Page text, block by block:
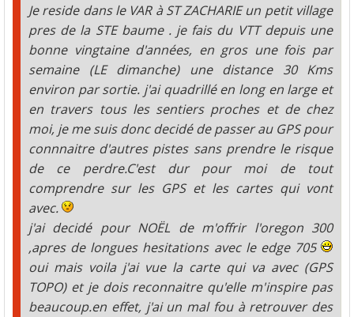
Je reside dans le VAR à ST ZACHARIE un petit village
pres de la STE baume . je fais du VTT depuis une
bonne vingtaine d'années, en gros une fois par
semaine (LE dimanche) une distance 30 Kms
environ par sortie. j'ai quadrillé en long en large et
en travers tous les sentiers proches et de chez
moi, je me suis donc decidé de passer au GPS pour
connnaitre d'autres pistes sans prendre le risque
de ce perdre.C'est dur pour moi de tout
comprendre sur les GPS et les cartes qui vont
avec.
j'ai decidé pour NOËL de m'offrir l'oregon 300
,apres de longues hesitations avec le edge 705
oui mais voila j'ai vue la carte qui va avec (GPS
TOPO) et je dois reconnaitre qu'elle m'inspire pas
beaucoup.en effet, j'ai un mal fou à retrouver des